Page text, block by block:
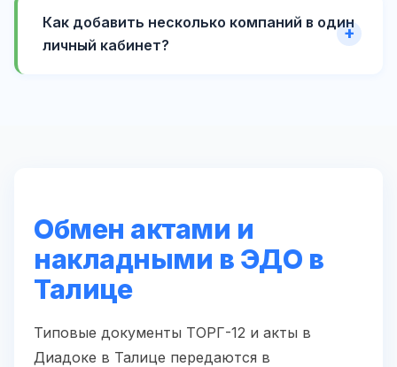
Как добавить несколько компаний в один
личный кабинет?
Обмен актами и
накладными в ЭДО в
Талице
Типовые документы ТОРГ-12 и акты в
Диадоке в Талице передаются в